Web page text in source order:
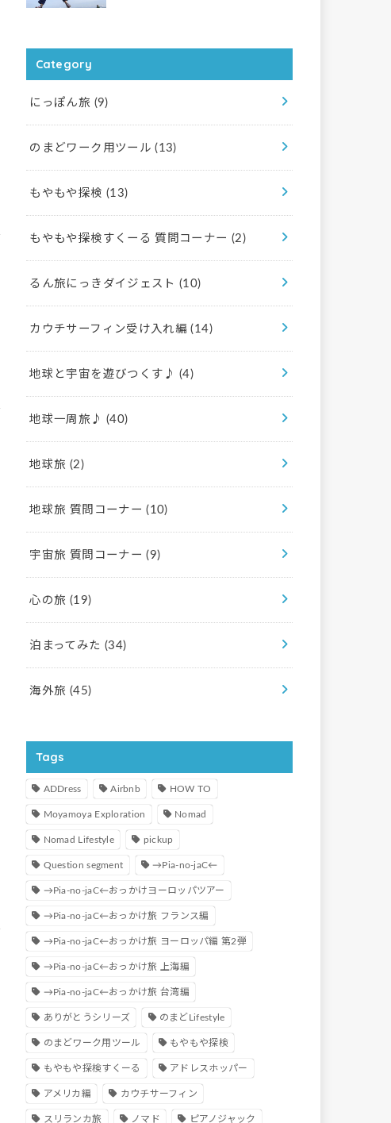
Category
にっぽん旅 (9)
のまどワーク用ツール(13)
もやもや探検 (13)
もやもや探検すくーる 質問コーナー (2)
るん旅にっきダイジェスト(10)
カウチサーフィン受け入れ編(14)
地球と宇宙を遊びつくす♪(4)
地球一周旅♪ (40)
地球旅 (2)
地球旅 質問コーナー(10)
宇宙旅 質問コーナー(9)
心の旅 (19)
泊まってみた (34)
海外旅 (45)
Tags
ADDress Airbnb HOW TO
Moyamoya Exploration Nomad
Nomad Lifestyle pickup
Question segment →Pia-no-jaC←
→Pia-no-jaC←おっかけヨーロッパツアー
→Pia-no-jaC←おっかけ旅 フランス編
→Pia-no-jaC←おっかけ旅 ヨーロッパ編 第2弾
→Pia-no-jaC←おっかけ旅 上海編
→Pia-no-jaC←おっかけ旅 台湾編
ありがとうシリーズ のまどLifestyle
のまどワーク用ツール もやもや探検
もやもや探検すくーる アドレスホッパー
アメリカ編 カウチサーフィン
スリランカ旅 ノマド ピアノジャック